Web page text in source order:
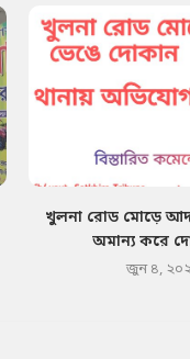
খুলনা রোড মোড়ে
অমান্য করে
জুন ৪,